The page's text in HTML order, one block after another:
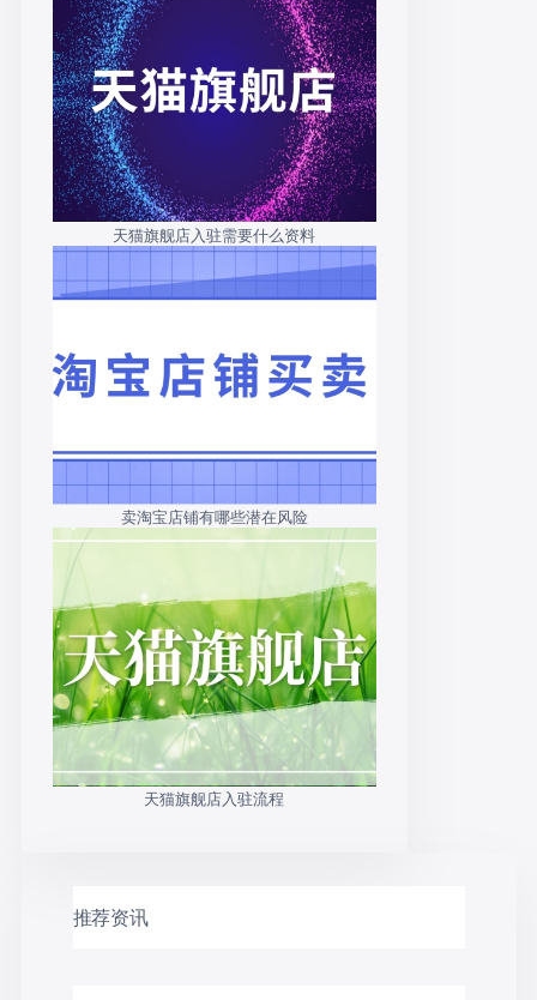
天猫旗舰店入驻需要什么资料
卖淘宝店铺有哪些潜在风险
天猫旗舰店入驻流程
推荐资讯